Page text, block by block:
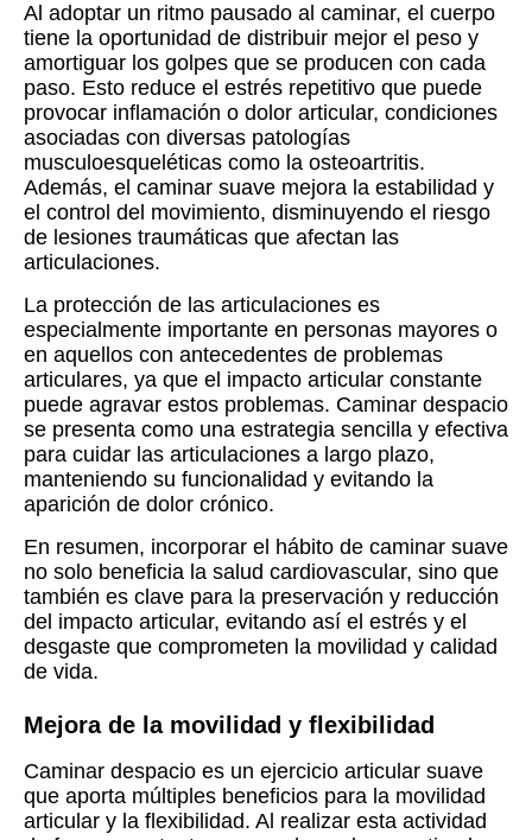
Al adoptar un ritmo pausado al caminar, el cuerpo
tiene la oportunidad de distribuir mejor el peso y
amortiguar los golpes que se producen con cada
paso. Esto reduce el estrés repetitivo que puede
provocar inflamación o dolor articular, condiciones
asociadas con diversas patologías
musculoesqueléticas como la osteoartritis.
Además, el caminar suave mejora la estabilidad y
el control del movimiento, disminuyendo el riesgo
de lesiones traumáticas que afectan las
articulaciones.
La protección de las articulaciones es
especialmente importante en personas mayores o
en aquellos con antecedentes de problemas
articulares, ya que el impacto articular constante
puede agravar estos problemas. Caminar despacio
se presenta como una estrategia sencilla y efectiva
para cuidar las articulaciones a largo plazo,
manteniendo su funcionalidad y evitando la
aparición de dolor crónico.
En resumen, incorporar el hábito de caminar suave
no solo beneficia la salud cardiovascular, sino que
también es clave para la preservación y reducción
del impacto articular, evitando así el estrés y el
desgaste que comprometen la movilidad y calidad
de vida.
Mejora de la movilidad y flexibilidad
Caminar despacio es un ejercicio articular suave
que aporta múltiples beneficios para la movilidad
articular y la flexibilidad. Al realizar esta actividad